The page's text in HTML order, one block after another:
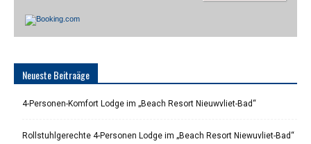
Neueste Beitraäge
4-Personen-Komfort Lodge im „Beach Resort Nieuwvliet-Bad“
Rollstuhlgerechte 4-Personen Lodge im „Beach Resort Niewuvliet-Bad“